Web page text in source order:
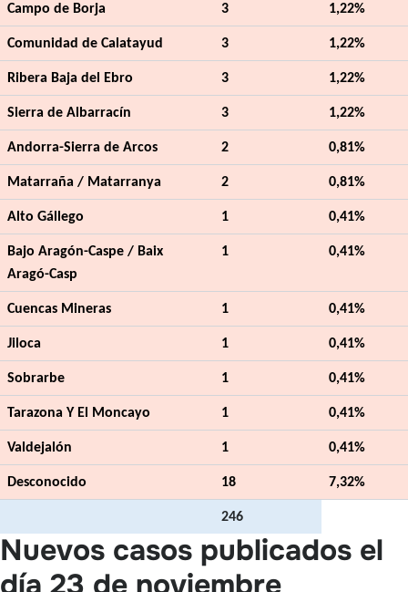
Campo de Borja 3 1,22%
Comunidad de Calatayud 3 1,22%
Ribera Baja del Ebro 3 1,22%
Sierra de Albarracín 3 1,22%
Andorra-Sierra de Arcos 2 0,81%
Matarraña / Matarranya 2 0,81%
Alto Gállego 1 0,41%
Bajo Aragón-Caspe / Baix
Aragó-Casp
1 0,41%
Cuencas Mineras 1 0,41%
Jiloca 1 0,41%
Sobrarbe 1 0,41%
Tarazona Y El Moncayo 1 0,41%
Valdejalón 1 0,41%
Desconocido 18 7,32%
246
Nuevos casos publicados el